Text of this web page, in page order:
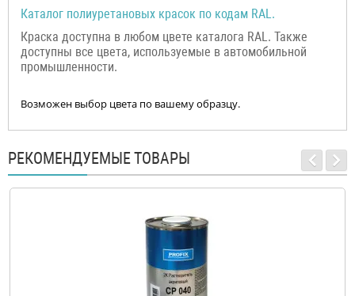
Каталог полиуретановых красок по кодам RAL.
Краска доступна в любом цвете каталога RAL. Также
доступны все цвета, используемые в автомобильной
промышленности.
Возможен выбор цвета по вашему образцу.
РЕКОМЕНДУЕМЫЕ ТОВАРЫ